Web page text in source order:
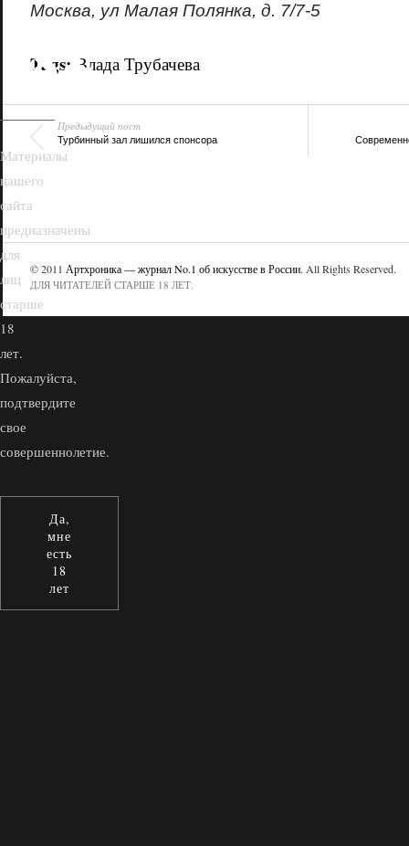
Москва, ул Малая Полянка, д. 7/7-5
Tags: Влада Трубачева
Предыдущий пост
Турбинный зал лишился спонсора
© 2011 Артхроника — журнал No.1 об искусстве в России. All Rights Reserved.
ДЛЯ ЧИТАТЕЛЕЙ СТАРШЕ 18 ЛЕТ.
18+
Материалы
нашего
сайта
предназначены
для
лиц
старше
18
лет.
Пожалуйста,
подтвердите
свое
совершеннолетие.
Да,
мне
есть
18
лет